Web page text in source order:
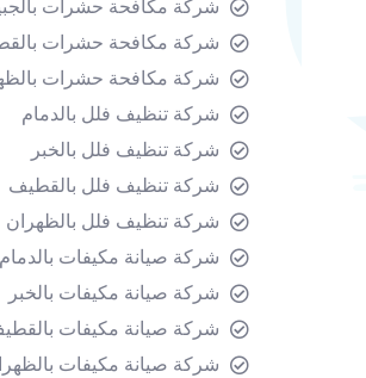
شركة مكافحة حشرات
شركة مكافحة حشرات
شركة مكافحة حشرات
شركة تنظيف فلل بالدمام
شركة تنظيف فلل بالخبر
شركة تنظيف فلل بالقطيف
شركة تنظيف فلل بالظهران
شركة صيانة مكيفات
شركة صيانة مكيفات بالخبر
شركة صيانة مكيفات
شركة صيانة مكيفات